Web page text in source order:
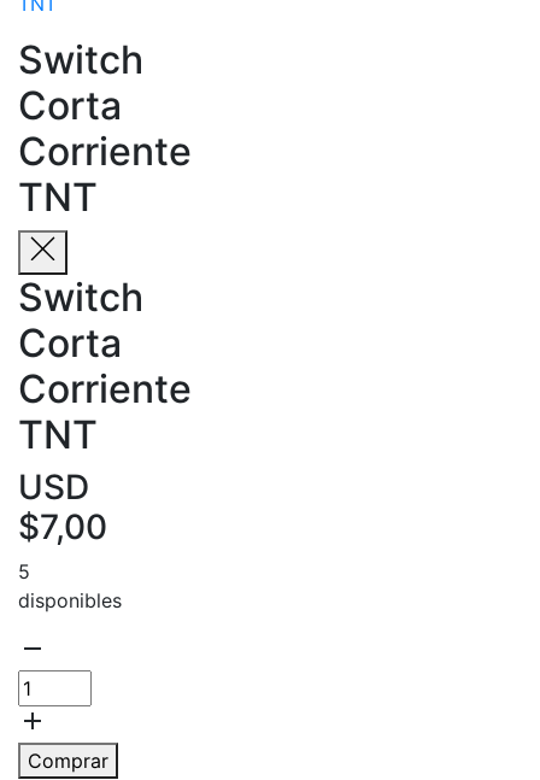
Switch
Corta
Corriente
TNT
Switch
Corta
Corriente
TNT
USD
$7,00
5
disponibles
Cantidad
remove
add
Comprar